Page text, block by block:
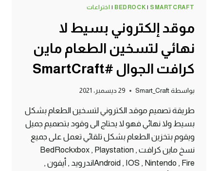
BEDROCK | SMARTCRAFT
| اختراعات
موقد إلكتروني بسيط لا
نهائي لتسخين الطعام ماين
كرافت الجوال #SmartCraft
بواسطة Smart_Craft 29 ديسمبر، 2021
طريقة تصميم موقد الكتروني لتسخين الطعام بشكل
بسيط ولا نهائي فهو لا يحتاج الى وقود بتصميم جميل
ويقوم بتخزين الطعام بشكل تلقائي تعمل على جميع
نسخ ماين كرافت BedRockxbox , Playstation ,
Android , IOS , Nintendo , Fireاندرويد , أيفون ,